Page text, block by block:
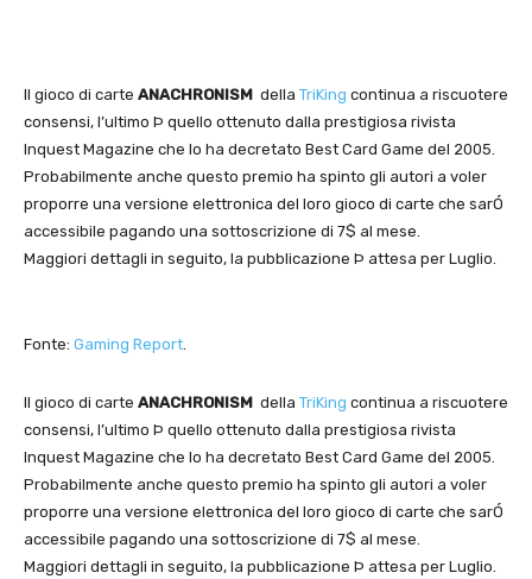
Il gioco di carte ANACHRONISM della TriKing continua a riscuotere
consensi, l’ultimo Þ quello ottenuto dalla prestigiosa rivista
Inquest Magazine che lo ha decretato Best Card Game del 2005.
Probabilmente anche questo premio ha spinto gli autori a voler
proporre una versione elettronica del loro gioco di carte che sarÓ
accessibile pagando una sottoscrizione di 7$ al mese.
Maggiori dettagli in seguito, la pubblicazione Þ attesa per Luglio.
Fonte: Gaming Report.
Il gioco di carte ANACHRONISM della TriKing continua a riscuotere
consensi, l’ultimo Þ quello ottenuto dalla prestigiosa rivista
Inquest Magazine che lo ha decretato Best Card Game del 2005.
Probabilmente anche questo premio ha spinto gli autori a voler
proporre una versione elettronica del loro gioco di carte che sarÓ
accessibile pagando una sottoscrizione di 7$ al mese.
Maggiori dettagli in seguito, la pubblicazione Þ attesa per Luglio.